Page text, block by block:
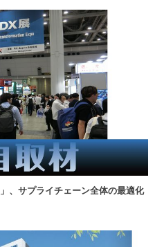
、サプライチェーン全体の最適化